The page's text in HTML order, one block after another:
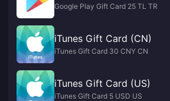
Google Play Gift Card 25 TL TR
iTunes Gift Card (CN)
iTunes Gift Card 30 CNY CN
iTunes Gift Card (US)
iTunes Gift Card 5 USD US